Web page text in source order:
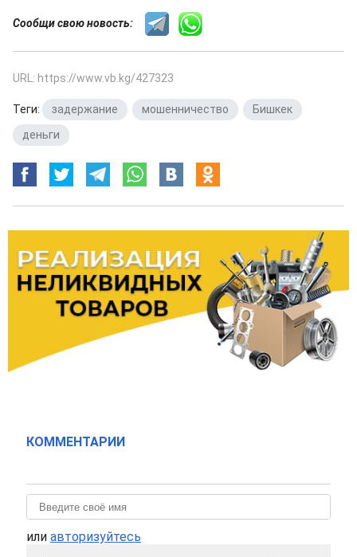
Сообщи свою новость:
URL: https://www.vb.kg/427323
Теги: задержание мошенничество Бишкек
деньги
КОММЕНТАРИИ
или авторизуйтесь